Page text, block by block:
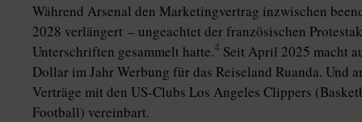
Während Arsenal den Marketingvertrag inzwischen
2028 verlängert – ungeachtet der französischen
Unterschriften gesammelt hatte.4 Seit April 2025 macht
Dollar im Jahr Werbung für das Reiseland Ruanda. Und
Verträge mit den US-Clubs Los Angeles Clippers
Football) vereinbart.